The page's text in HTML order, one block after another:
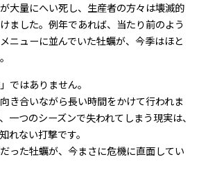
大量にへい死し、生産者の方々は壊滅的
ました。例年であれば、当たり前のよう
ニューに並んでいた牡蠣が、今季はほと
ではありません。
き合いながら長い時間をかけて行われま
一つのシーズンで失われてしまう現実は、
れない打撃です。
った牡蠣が、今まさに危機に直面してい